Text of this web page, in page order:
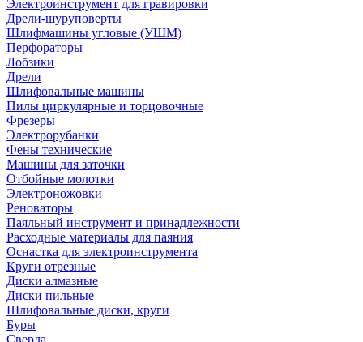
Электроинструмент для гравировки
Дрели-шуруповерты
Шлифмашины угловые (УШМ)
Перфораторы
Лобзики
Дрели
Шлифовальные машины
Пилы циркулярные и торцовочные
Фрезеры
Электрорубанки
Фены технические
Машины для заточки
Отбойные молотки
Электроножовки
Реноваторы
Паяльный инструмент и принадлежности
Расходные материалы для паяния
Оснастка для электроинструмента
Круги отрезные
Диски алмазные
Диски пильные
Шлифовальные диски, круги
Буры
Сверла